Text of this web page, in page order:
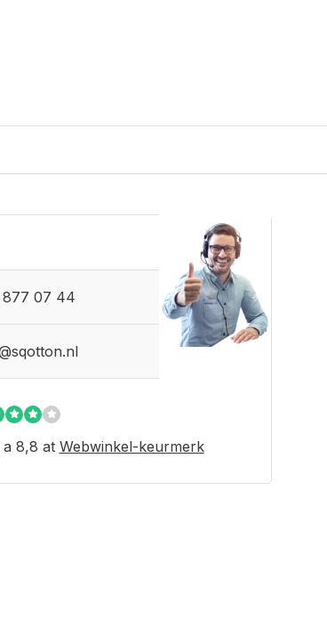
877 07 44
a 8,8 at Webwinkel-keurmerk